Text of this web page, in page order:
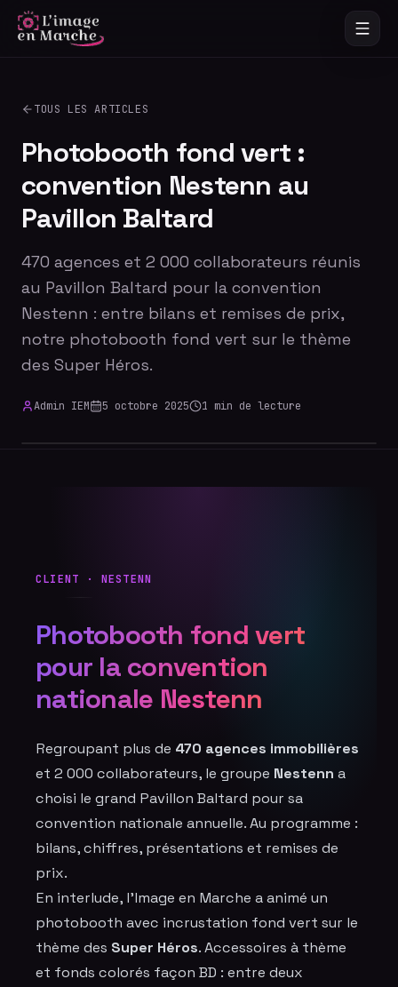
TOUS LES ARTICLES
Photobooth fond vert :
convention Nestenn au
Pavillon Baltard
470 agences et 2 000 collaborateurs réunis
au Pavillon Baltard pour la convention
Nestenn : entre bilans et remises de prix,
notre photobooth fond vert sur le thème
des Super Héros.
Admin IEM 5 octobre 2025 1 min de lecture
CLIENT · NESTENN
Photobooth fond vert
pour la convention
nationale Nestenn
Regroupant plus de 470 agences immobilières
et 2 000 collaborateurs, le groupe Nestenn a
choisi le grand Pavillon Baltard pour sa
convention nationale annuelle. Au programme :
bilans, chiffres, présentations et remises de
prix.
En interlude, l'Image en Marche a animé un
photobooth avec incrustation fond vert sur le
thème des Super Héros. Accessoires à thème
et fonds colorés façon BD : entre deux